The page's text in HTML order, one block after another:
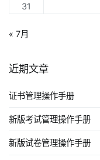
31
« 7月
近期文章
证书管理操作手册
新版考试管理操作手册
新版试卷管理操作手册